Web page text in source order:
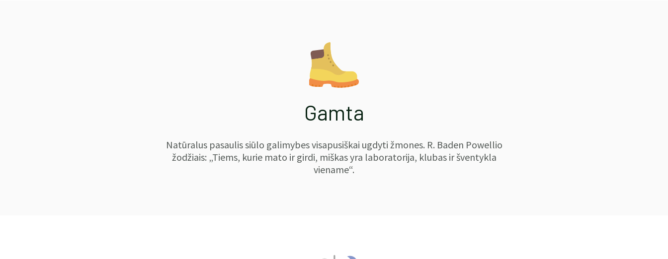
Gamta
Natūralus pasaulis siūlo galimybes visapusiškai ugdyti žmones. R. Baden Powellio
žodžiais: „Tiems, kurie mato ir girdi, miškas yra laboratorija, klubas ir šventykla
viename“.